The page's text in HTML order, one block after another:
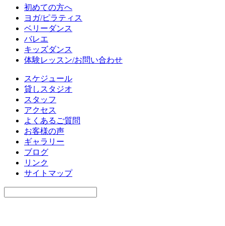
初めての方へ
ヨガ/ピラティス
ベリーダンス
バレエ
キッズダンス
体験レッスン/お問い合わせ
スケジュール
貸しスタジオ
スタッフ
アクセス
よくあるご質問
お客様の声
ギャラリー
ブログ
リンク
サイトマップ